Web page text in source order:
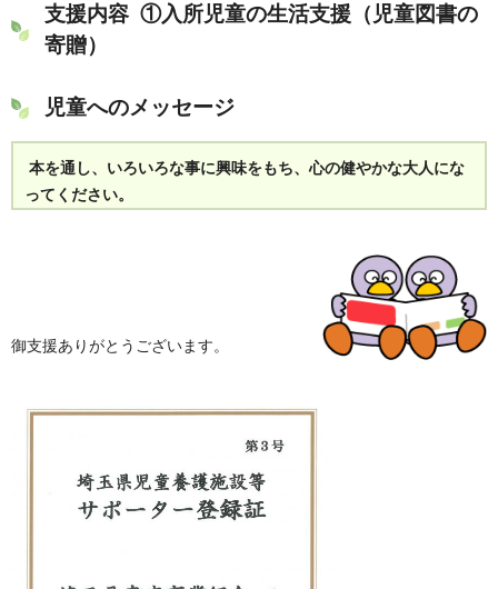
支援内容 ①入所児童の生活支援（児童図書の
寄贈）
児童へのメッセージ
本を通し、いろいろな事に興味をもち、心の健やかな大人にな
ってください。
御支援ありがとうございます。